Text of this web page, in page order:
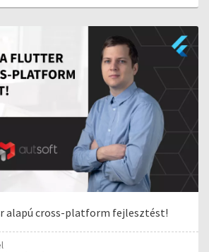
alapú cross-platform fejlesztést!